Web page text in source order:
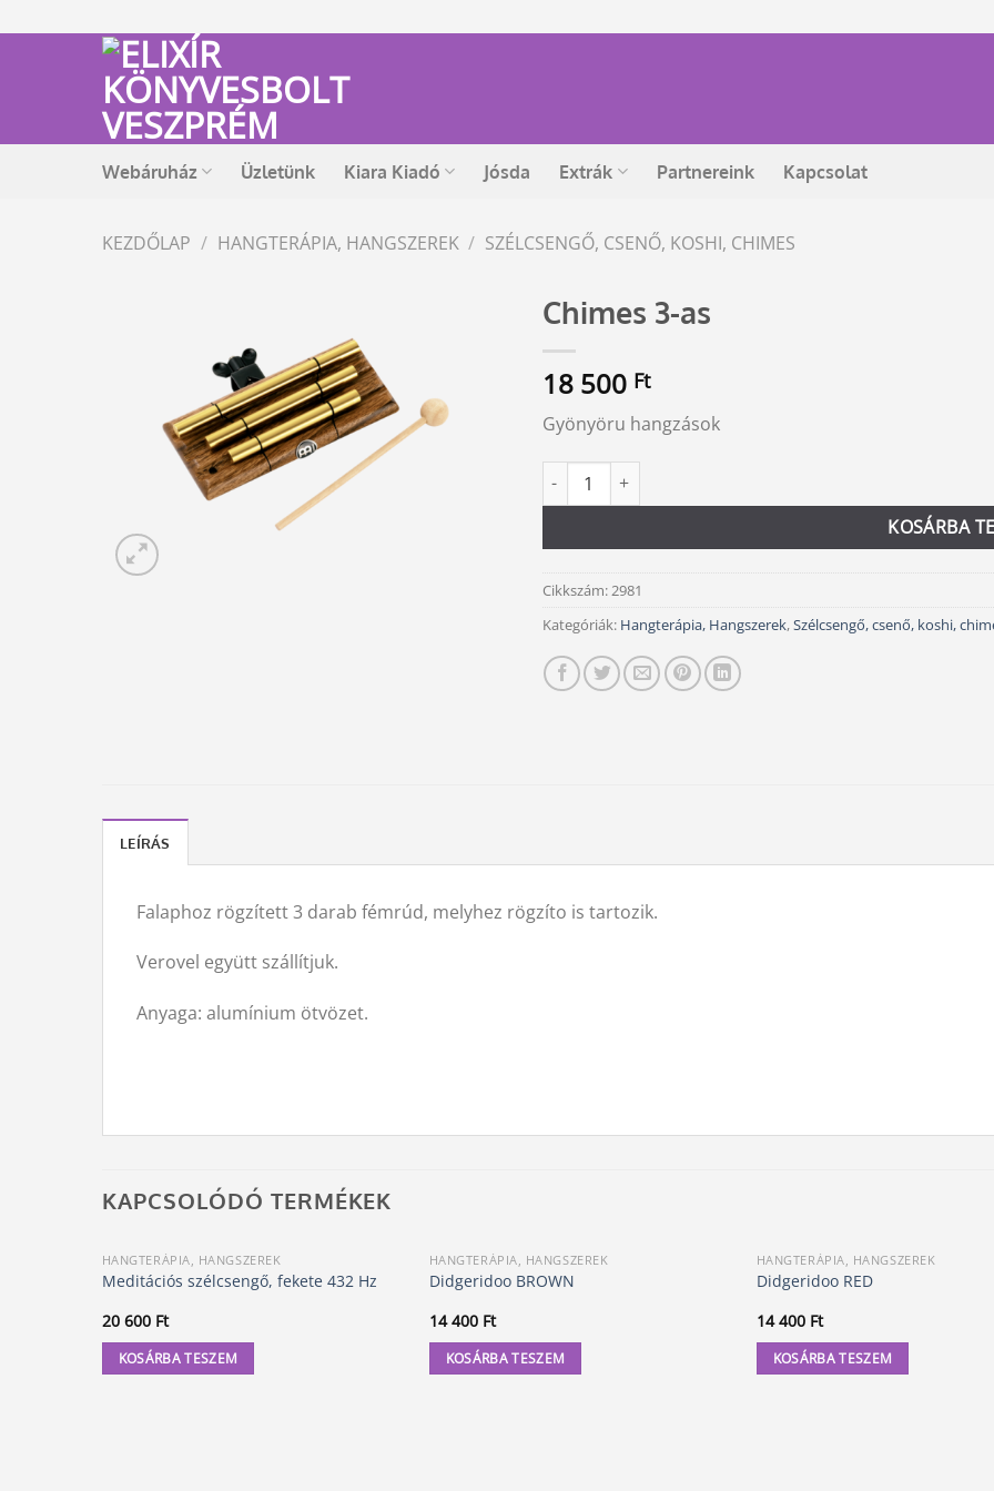
to
Webáruház Üzletünk Kiara Kiadó Jósda Extrák Partnereink Kapcsolat
KEZDŐLAP / HANGTERÁPIA, HANGSZEREK / SZÉLCSENGŐ, CSENŐ, KOSHI, CHIMES
Chimes 3-as
18 500 Ft
Gyönyöru hangzások
Chimes 3-as mennyiség
KOSÁRBA
Alternative:
Cikkszám:2981
Kategóriák: Hangterápia, Hangszerek,Szélcsengő, csenő, koshi,
LEÍRÁS
Falaphoz rögzített 3 darab fémrúd, melyhez rögzíto is tartozik.
Verovel együtt szállítjuk.
Anyaga: alumínium ötvözet.
KAPCSOLÓDÓ TERMÉKEK
HANGTERÁPIA, HANGSZEREK
Meditációs szélcsengő, fekete 432 Hz
20 600 Ft
KOSÁRBA TESZEM
HANGTERÁPIA, HANGSZEREK
Didgeridoo BROWN
14 400 Ft
KOSÁRBA TESZEM
HANGTERÁPIA, HANGSZEREK
Didgeridoo RED
14 400 Ft
KOSÁRBA TESZEM